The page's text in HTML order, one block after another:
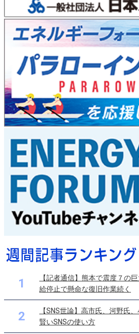
1
【記者通信】熊本で震度７の
給停止で懸命な復旧作業続く
2
【SNS世論】高市氏、河野氏
賢いSNSの使い方